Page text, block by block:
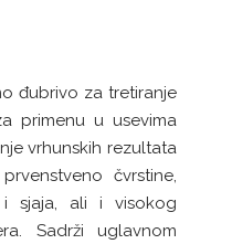
đubrivo za tretiranje
primenu u usevima
vrhunskih rezultata
čvrstine,
i sjaja, ali i visokog
Sadrži uglavnom